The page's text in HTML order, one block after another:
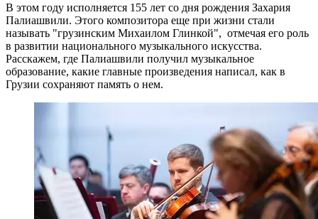
В этом году исполняется 155 лет со дня рождения Захария
Палиашвили. Этого композитора еще при жизни стали
называть "грузинским Михаилом Глинкой", отмечая его роль
в развитии национального музыкального искусства.
Расскажем, где Палиашвили получил музыкальное
образование, какие главные произведения написал, как в
Грузии сохраняют память о нем.